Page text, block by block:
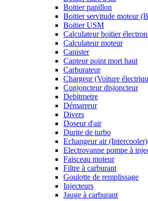
Boitier papillon
Boitier servitude moteur
Boitier USM
Calculateur boitier
Calculateur moteur
Canister
Capteur point mort haut
Carburateur
Chargeur (Voiture
Conjoncteur disjoncteur
Debitmetre
Démarreur
Divers
Doseur d'air
Durite de turbo
Echangeur air (Intercooler)
Electrovanne pompe à
Faisceau moteur
Filtre à carburant
Goulotte de remplissage
Injecteurs
Jauge à carburant